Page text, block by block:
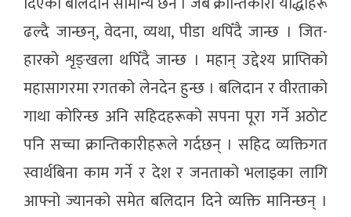
ढल्दै जान्छन्, वेदना, व्यथा, पीडा थपिँदै जान्छ । जित-
हारको शृङ्खला थपिँदै जान्छ । महान् उद्देश्य प्राप्तिको
महासागरमा रगतको लेनदेन हुन्छ । बलिदान र वीरताको
गाथा कोरिन्छ अनि सहिदहरूको सपना पूरा गर्ने अठोट
पनि सच्चा क्रान्तिकारीहरूले गर्दछन् । सहिद व्यक्तिगत
स्वार्थबिना काम गर्ने र देश र जनताको भलाइका लागि
आफ्नो ज्यानको समेत बलिदान दिने व्यक्ति मानिन्छन् ।